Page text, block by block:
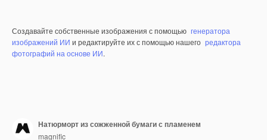
Создавайте собственные изображения с помощью генератора
изображений ИИ и редактируйте их с помощью нашего редактора
фотографий на основе ИИ.
Натюрморт из сожженной бумаги с пламенем
magnific